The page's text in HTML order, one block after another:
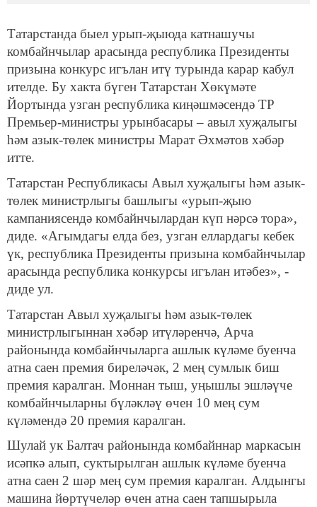
Татарстанда быел урып-җыюда катнашучы
комбайнчылар арасында республика Президенты
призына конкурс игълан итү турында карар кабул
ителде. Бу хакта бүген Татарстан Хөкүмәте
Йортында узган республика киңәшмәсендә ТР
Премьер-министры урынбасары – авыл хуҗалыгы
һәм азык-төлек министры Марат Әхмәтов хәбәр
итте.
Татарстан Республикасы Авыл хуҗалыгы һәм азык-
төлек министрлыгы башлыгы «урып-җыю
кампаниясендә комбайнчылардан күп нәрсә тора»,
диде. «Агымдагы елда без, узган еллардагы кебек
үк, республика Президенты призына комбайнчылар
арасында республика конкурсы игълан итәбез», -
диде ул.
Татарстан Авыл хуҗалыгы һәм азык-төлек
министрлыгыннан хәбәр итүләренчә, Арча
районында комбайнчыларга ашлык күләме буенча
атна саен премия биреләчәк, 2 мең сумлык биш
премия каралган. Моннан тыш, уңышлы эшләүче
комбайнчыларны бүләкләү өчен 10 мең сум
күләмендә 20 премия каралган.
Шулай ук Балтач районында комбайннар маркасын
исәпкә алып, суктырылган ашлык күләме буенча
атна саен 2 шәр мең сум премия каралган. Алдынгы
машина йөртүчеләр өчен атна саен тапшырыла